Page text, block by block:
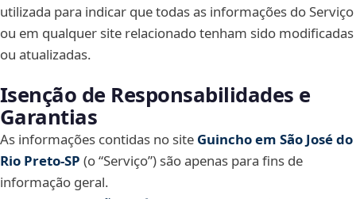
utilizada para indicar que todas as informações do Serviço
ou em qualquer site relacionado tenham sido modificadas
ou atualizadas.
Isenção de Responsabilidades e
Garantias
As informações contidas no site Guincho em São José do
Rio Preto‑SP (o “Serviço”) são apenas para fins de
informação geral.